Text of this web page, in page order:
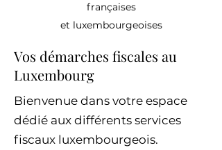
françaises
et luxembourgeoises
Vos démarches fiscales au
Luxembourg
Bienvenue dans votre espace
dédié aux différents services
fiscaux luxembourgeois.